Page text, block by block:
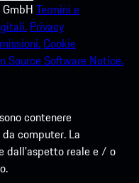
Termini e
Privacy
Cookie
Source Software Notice.
contenere
computer. La
dall'aspetto reale e / o